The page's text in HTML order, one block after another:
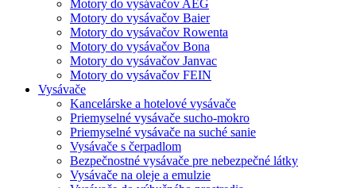
Motory do vysávačov AEG
Motory do vysávačov Baier
Motory do vysávačov Rowenta
Motory do vysávačov Bona
Motory do vysávačov Janvac
Motory do vysávačov FEIN
Vysávače
Kancelárske a hotelové vysávače
Priemyselné vysávače sucho-mokro
Priemyselné vysávače na suché sanie
Vysávače s čerpadlom
Bezpečnostné vysávače pre nebezpečné látky
Vysávače na oleje a emulzie